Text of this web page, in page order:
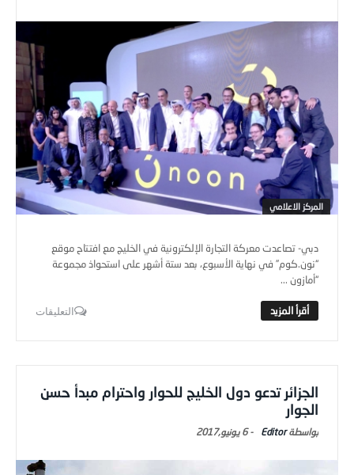
المركز الاعلامي
دبي- تصاعدت معركة التجارة الإلكترونية في الخليج مع افتتاح موقع
“نون.كوم” في نهاية الأسبوع، بعد ستة أشهر على استحواذ مجموعة
“أمازون ...
التعليقات
الجزائر تدعو دول الخليج للحوار واحترام مبدأ حسن
الجوار
Editor
-6 يونيو,2017